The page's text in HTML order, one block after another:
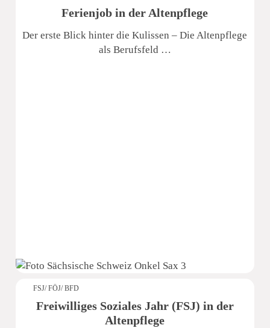
Ferienjob in der Altenpflege
Der erste Blick hinter die Kulissen – Die Altenpflege
als Berufsfeld …
FSJ/ FÖJ/ BFD
Freiwilliges Soziales Jahr (FSJ) in der
Altenpflege